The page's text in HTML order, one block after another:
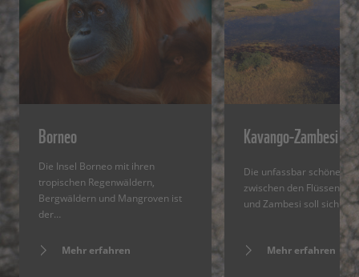
Borneo
Die Insel Borneo mit ihren
tropischen Regenwäldern,
Bergwäldern und Mangroven ist
der…
Mehr erfahren
Kavango-Zambesi
Die unfassbar schöne
zwischen den Flüssen
und Zambesi soll sich in
Mehr erfahren